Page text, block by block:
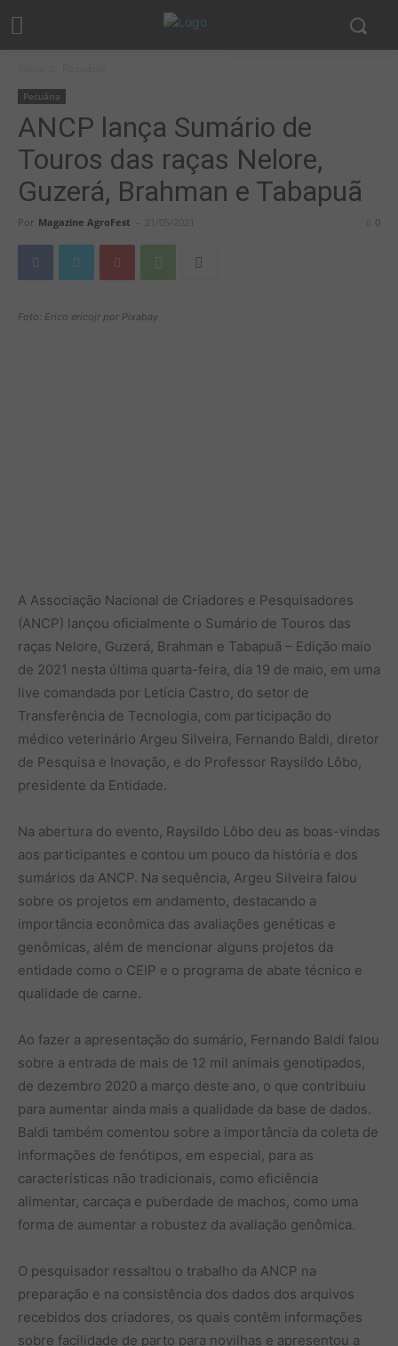
Pecuária
ANCP lança Sumário de
Touros das raças Nelore,
Guzerá, Brahman e Tabapuã
Por Magazine AgroFest - 21/05/2021 0
Foto: Erico ericojr por Pixabay
A Associação Nacional de Criadores e Pesquisadores
(ANCP) lançou oficialmente o Sumário de Touros das
raças Nelore, Guzerá, Brahman e Tabapuã – Edição maio
de 2021 nesta última quarta-feira, dia 19 de maio, em uma
live comandada por Letícia Castro, do setor de
Transferência de Tecnologia, com participação do
médico veterinário Argeu Silveira, Fernando Baldi, diretor
de Pesquisa e Inovação, e do Professor Raysildo Lôbo,
presidente da Entidade.
Na abertura do evento, Raysildo Lôbo deu as boas-vindas
aos participantes e contou um pouco da história e dos
sumários da ANCP. Na sequência, Argeu Silveira falou
sobre os projetos em andamento, destacando a
importância econômica das avaliações genéticas e
genômicas, além de mencionar alguns projetos da
entidade como o CEIP e o programa de abate técnico e
qualidade de carne.
Ao fazer a apresentação do sumário, Fernando Baldi falou
sobre a entrada de mais de 12 mil animais genotipados,
de dezembro 2020 a março deste ano, o que contribuiu
para aumentar ainda mais a qualidade da base de dados.
Baldi também comentou sobre a importância da coleta de
informações de fenótipos, em especial, para as
características não tradicionais, como eficiência
alimentar, carcaça e puberdade de machos, como uma
forma de aumentar a robustez da avaliação genômica.
O pesquisador ressaltou o trabalho da ANCP na
preparação e na consistência dos dados dos arquivos
recebidos dos criadores, os quais contêm informações
sobre facilidade de parto para novilhas e apresentou a